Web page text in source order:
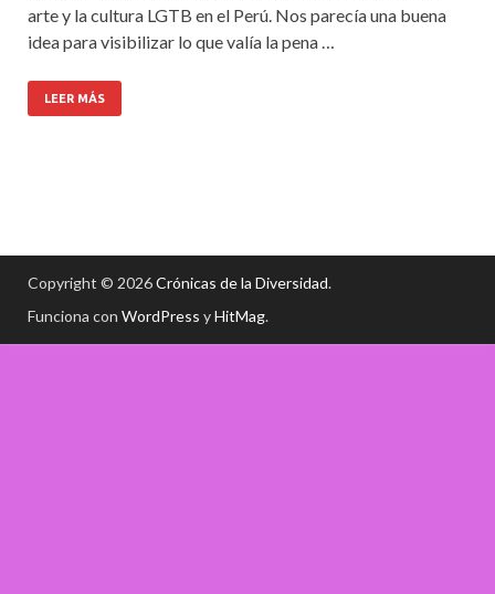
arte y la cultura LGTB en el Perú. Nos parecía una buena
idea para visibilizar lo que valía la pena …
LEER MÁS
Copyright © 2026Crónicas de la Diversidad.
Funciona con WordPress yHitMag.